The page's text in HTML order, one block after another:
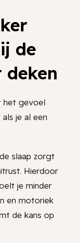
de
deken
het gevoel
je al een
slaap zorgt
Hierdoor
je minder
en motoriek
de kans op